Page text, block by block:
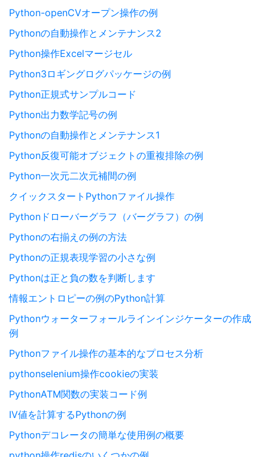
Python-openCVオープン操作の例
Pythonの自動操作とメンテナンス2
Python操作Excelマージセル
Python3ロギングログパッケージの例
Python正規式サンプルコード
Python出力数学記号の例
Pythonの自動操作とメンテナンス1
Python反復可能オブジェクトの重複排除の例
Python一次元二次元補間の例
クイックスタートPythonファイル操作
Pythonドローバーグラフ（バーグラフ）の例
Pythonの右揃えの例の方法
Pythonの正規表現学習の小さな例
Pythonは正と負の数を判断します
情報エントロピーの例のPython計算
Pythonウォーターフォールラインインジケーターの作成
例
Pythonファイル操作の基本的なプロセス分析
pythonselenium操作cookieの実装
PythonATM関数の実装コード例
IV値を計算するPythonの例
Pythonデコレータの簡単な使用例の概要